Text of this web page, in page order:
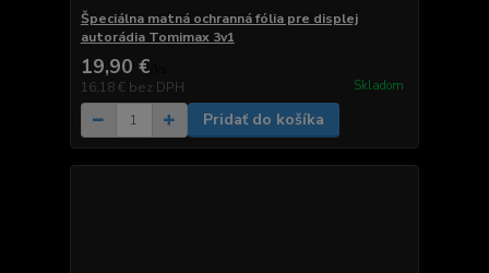
Špeciálna matná ochranná fólia pre displej
autorádia Tomimax 3v1
19,90 €
16,18 € bez DPH Skladom
Pridať do košíka